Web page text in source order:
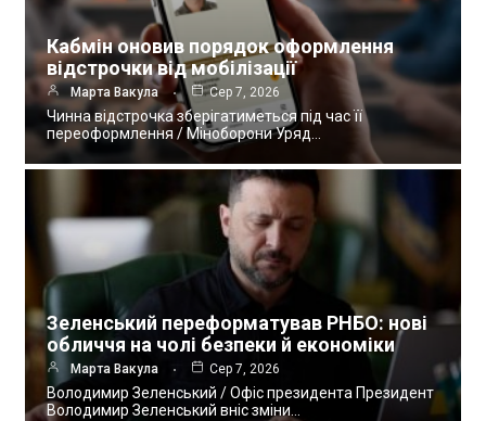
Кабмін оновив порядок оформлення
відстрочки від мобілізації
Марта Вакула Сер 7, 2026
Чинна відстрочка зберігатиметься під час її
переоформлення / Міноборони Уряд…
Зеленський переформатував РНБО: нові
обличчя на чолі безпеки й економіки
Марта Вакула Сер 7, 2026
Володимир Зеленський / Офіс президента Президент
Володимир Зеленський вніс зміни…